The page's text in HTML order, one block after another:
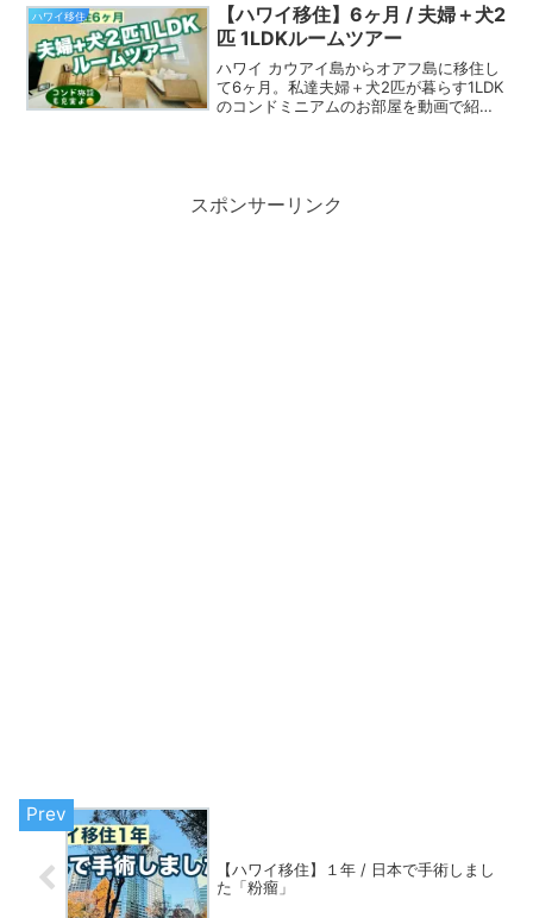
ハワイ移住
【ハワイ移住】6ヶ月 / 夫婦＋犬2
匹 1LDKルームツアー
ハワイ カウアイ島からオアフ島に移住し
て6ヶ月。私達夫婦＋犬2匹が暮らす1LDK
のコンドミニアムのお部屋を動画で紹介
スポンサーリンク
【ハワイ移住】１年 / 日本で手術しまし
た「粉瘤」